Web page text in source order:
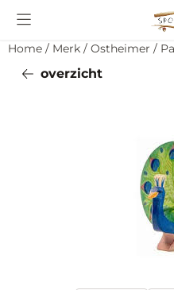
Cookievoorkeuren zijn
Home / Merk / Ostheimer /
overzicht